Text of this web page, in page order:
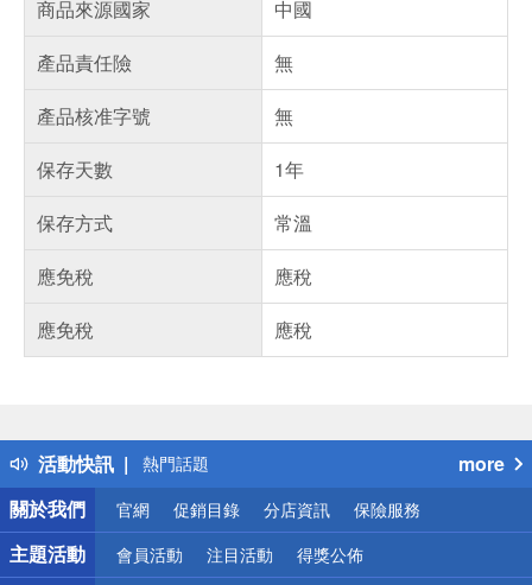
商品來源國家
中國
產品責任險
無
產品核准字號
無
保存天數
1年
保存方式
常溫
應免稅
應稅
應免稅
應稅
活動快訊
得獎公告
熱門話題
銀行優惠
偏遠地區配送
詐騙網頁！請小心！
more
關於我們
官網 促銷目錄 分店資訊 保險服務
主題活動 會員活動 注目活動 得獎公佈